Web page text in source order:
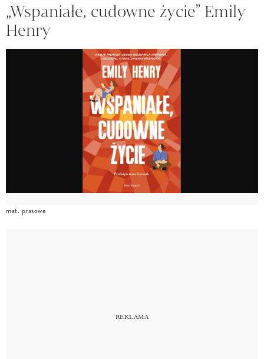
„Wspaniałe, cudowne życie” Emily
Henry
mat. prasowe